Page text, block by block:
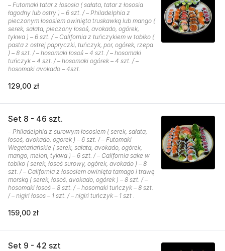
– Futomaki tatar z łososia ( sałata, tatar z łososia
łagodny lub ostry ) – 6 szt. / – Philadelphia z
pieczonym łososiem owinięta truskawką lub mango (
serek, sałata, pieczony łosoś, avokado, ogórek,
tykwa ) – 6 szt. / – California z tuńczykiem w tobiko (
pasta z ostrej papryczki, tuńczyk, por, ogórek, rzepa
) – 8 szt. / – hosomaki łosoś – 4 szt. / – hosomaki
tuńczyk – 4 szt. / – hosomaki ogórek – 4 szt. / –
hosomaki avokado – 4szt.
129,00 zł
Set 8 - 46 szt.
– Philadelphia z surowym łososiem ( serek, sałata,
łosoś, avokado, ogorek ) – 6 szt. / – Futomaki
Wegetariańskie ( serek, sałata, avokado, ogórek,
mango, melon, tykwa ) – 6 szt. / – California sake w
tobiko ( serek, łosoś surowy, ogórek, avokado ) – 8
szt. / – California z łososiem owinięta tamago i trawę
morską ( serek, łosoś, avokado, ogórek ) – 8 szt. / –
hosomaki łosoś – 8 szt. / – hosomaki tuńczyk – 8 szt.
/ – nigiri łosos – 1 szt. / – nigiri tuńczyk – 1 szt .
159,00 zł
Set 9 - 42 szt